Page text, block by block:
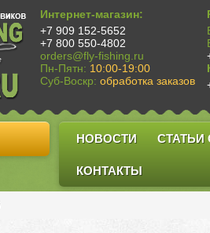
Интернет-магазин:
+7 909 152-5652
+7 800 550-4802
orders@fly-fishing.ru
Пн-Пятн: 10:00-19:00
Суб-Воскр: обработка заказов
НОВОСТИ СТАТЬИ
КОНТАКТЫ